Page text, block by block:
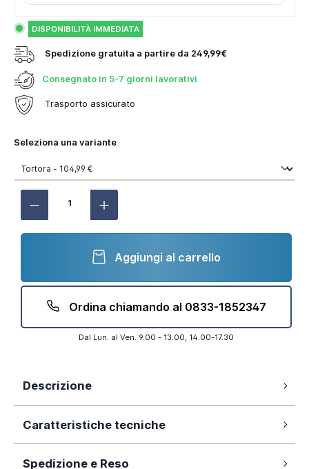
DISPONIBILITÀ IMMEDIATA
Spedizione gratuita a partire da 249,99€
Consegnato in 5-7 giorni lavorativi
Trasporto assicurato
Seleziona una variante
Aggiungi al carrello
Ordina chiamando al 0833-1852347
Dal Lun. al Ven. 9.00 - 13.00, 14.00-17.30
Descrizione
bisogno per arredare il tuo bagno
Caratteristiche tecniche
Garanzia:
Spedizione e Reso